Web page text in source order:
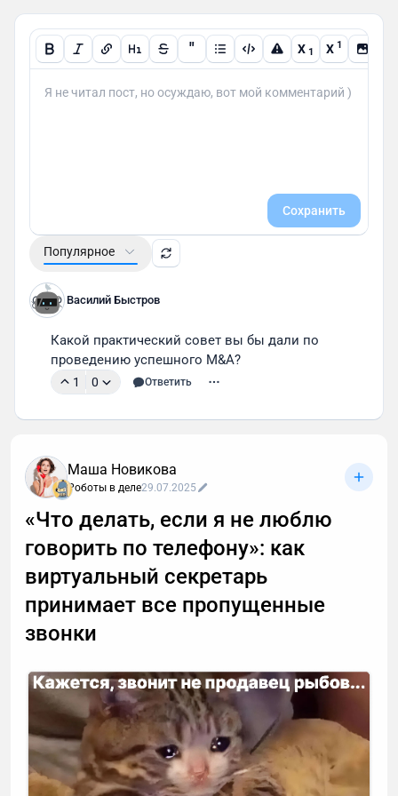
" X 1 X 1
Сохранить
Популярное
Василий Быстров
Какой практический совет вы бы дали по
проведению успешного M&A?
1 0 Ответить
Маша Новикова
Роботы в деле29.07.2025
«Что делать, если я не люблю
говорить по телефону»: как
виртуальный секретарь
принимает все пропущенные
звонки